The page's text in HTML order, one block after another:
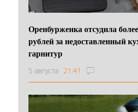
Оренбурженка отсудила
рублей за недоставленный
гарнитур
5 августа 21:41